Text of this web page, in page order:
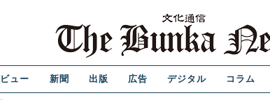
ュー 新聞 出版 広告 デジタル コラム